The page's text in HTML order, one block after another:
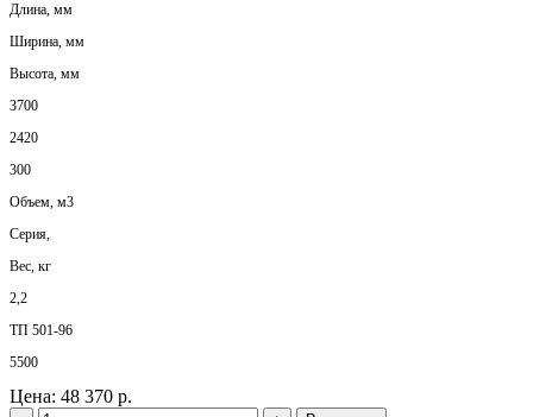
Длина, мм
Ширина, мм
Высота, мм
3700
2420
300
Объем, м3
Серия,
Вес, кг
2,2
ТП 501-96
5500
Цена: 48 370 р.